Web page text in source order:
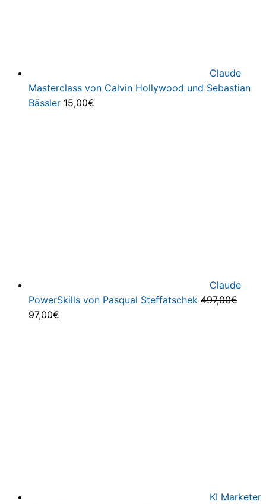
Claude
Masterclass von Calvin Hollywood und Sebastian
Bässler 15,00€
Claude
PowerSkills von Pasqual Steffatschek 497,00€
Ursprünglicher
97,00€
KI Marketer